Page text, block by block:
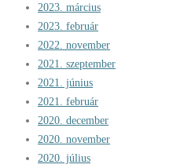
2023. március
2023. február
2022. november
2021. szeptember
2021. június
2021. február
2020. december
2020. november
2020. július